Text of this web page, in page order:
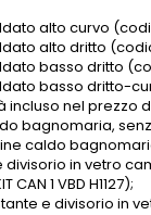
alto curvo
alto dritto
basso dritto
basso dritto-
nel prezzo
caldo
in vetro
1 VBD H1127);
e divisorio in